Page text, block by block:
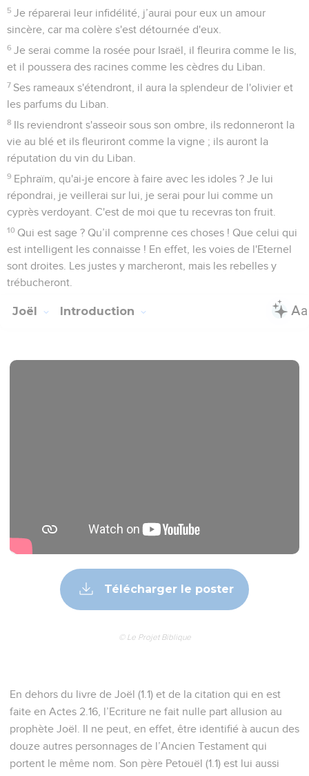
5 Je réparerai leur infidélité, j’aurai pour eux un amour
sincère, car ma colère s'est détournée d'eux.
6 Je serai comme la rosée pour Israël, il fleurira comme le lis,
et il poussera des racines comme les cèdres du Liban.
7 Ses rameaux s'étendront, il aura la splendeur de l'olivier et
les parfums du Liban.
8 Ils reviendront s'asseoir sous son ombre, ils redonneront la
vie au blé et ils fleuriront comme la vigne ; ils auront la
réputation du vin du Liban.
9 Ephraïm, qu'ai-je encore à faire avec les idoles ? Je lui
répondrai, je veillerai sur lui, je serai pour lui comme un
cyprès verdoyant. C'est de moi que tu recevras ton fruit.
10 Qui est sage ? Qu’il comprenne ces choses ! Que celui qui
est intelligent les connaisse ! En effet, les voies de l'Eternel
sont droites. Les justes y marcheront, mais les rebelles y
trébucheront.
Joël Introduction
Télécharger le poster
© Le Projet Biblique
En dehors du livre de Joël (1.1) et de la citation qui en est
faite en Actes 2.16, l’Ecriture ne fait nulle part allusion au
prophète Joël. Il ne peut, en effet, être identifié à aucun des
douze autres personnages de l’Ancien Testament qui
portent le même nom. Son père Petouël (1.1) est lui aussi